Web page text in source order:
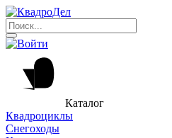
Каталог
Квадроциклы
Снегоходы